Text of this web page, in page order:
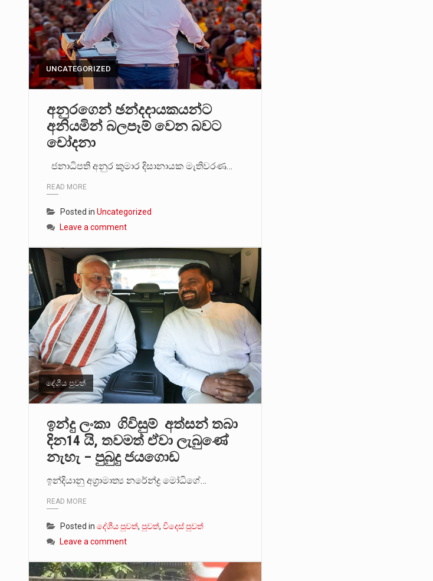
UNCATEGORIZED
අනුරගෙන් ඡන්දදායකයන්ට
අනියමින් බලපෑම් වෙන බවට
චෝදනා
ජනාධිපති අනුර කුමාර දිසානායක මැතිවරණ…
READ MORE
Posted in Uncategorized
Leave a comment
දේශීය පුවත්
ඉන්දු ලංකා ගිවිසුම් අත්සන් තබා
දින14 යි, තවමත් ඒවා ලැබුණේ
නැහැ – පුබුදු ජයගොඩ
ඉන්දියානු අග්‍රාමාත්‍ය නරේන්ද්‍ර මෝධිගේ…
READ MORE
Posted in දේශීය පුවත්, පුවත්, විදෙස් පුවත්
Leave a comment